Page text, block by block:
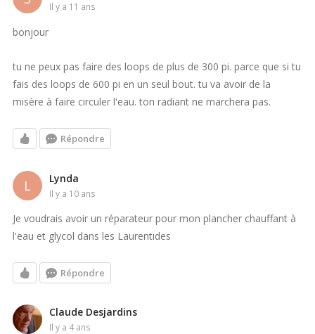
il y a 11 ans
bonjour
tu ne peux pas faire des loops de plus de 300 pi. parce que si tu
fais des loops de 600 pi en un seul bout. tu va avoir de la
misère à faire circuler l'eau. ton radiant ne marchera pas.
Répondre
L Lynda
il y a 10 ans
Je voudrais avoir un réparateur pour mon plancher chauffant à
l'eau et glycol dans les Laurentides
Répondre
Claude Desjardins
il y a 4 ans